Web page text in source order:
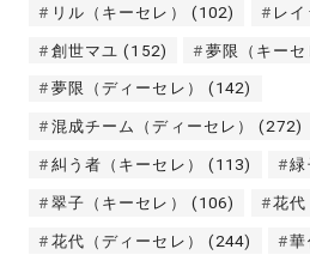
リル（キーセレ） (102) レイ
創世マユ (152) 夢限（キーセ
夢限（ディーセレ） (142)
混成チーム（ディーセレ） (272)
糾う者（キーセレ） (113) 緑
翠子（キーセレ） (106) 花代
花代（ディーセレ） (244) 華